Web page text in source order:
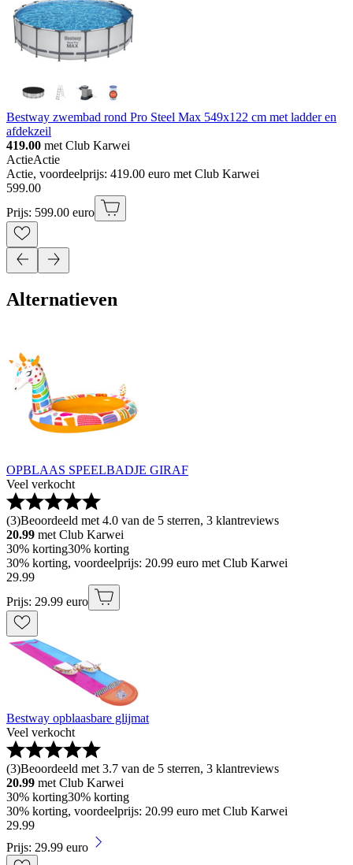
Bestway zwembad rond Pro Steel Max 549x122 cm met ladder en
afdekzeil
419.00 met Club Karwei
ActieActie
Actie, voordeelprijs: 419.00 euro met Club Karwei
599.00
Prijs: 599.00 euro
Alternatieven
OPBLAAS SPEELBADJE GIRAF
Veel verkocht
(3)Beoordeeld met 4.0 van de 5 sterren, 3 klantreviews
20.99 met Club Karwei
30% korting30% korting
30% korting, voordeelprijs: 20.99 euro met Club Karwei
29.99
Prijs: 29.99 euro
Bestway opblaasbare glijmat
Veel verkocht
(3)Beoordeeld met 3.7 van de 5 sterren, 3 klantreviews
20.99 met Club Karwei
30% korting30% korting
30% korting, voordeelprijs: 20.99 euro met Club Karwei
29.99
Prijs: 29.99 euro